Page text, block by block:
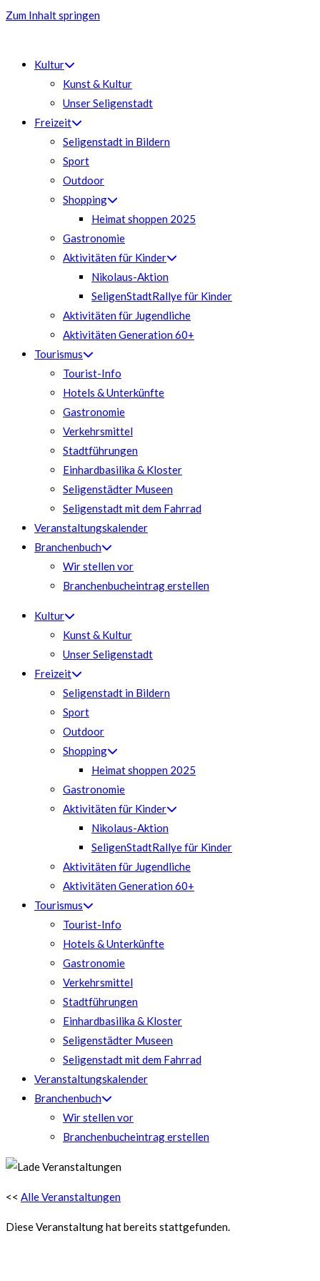
Zum Inhalt springen
Kultur
Kunst & Kultur
Unser Seligenstadt
Freizeit
Seligenstadt in Bildern
Sport
Outdoor
Shopping
Heimat shoppen 2025
Gastronomie
Aktivitäten für Kinder
Nikolaus-Aktion
SeligenStadtRallye für Kinder
Aktivitäten für Jugendliche
Aktivitäten Generation 60+
Tourismus
Tourist-Info
Hotels & Unterkünfte
Gastronomie
Verkehrsmittel
Stadtführungen
Einhardbasilika & Kloster
Seligenstädter Museen
Seligenstadt mit dem Fahrrad
Veranstaltungskalender
Branchenbuch
Wir stellen vor
Branchenbucheintrag erstellen
Kultur
Kunst & Kultur
Unser Seligenstadt
Freizeit
Seligenstadt in Bildern
Sport
Outdoor
Shopping
Heimat shoppen 2025
Gastronomie
Aktivitäten für Kinder
Nikolaus-Aktion
SeligenStadtRallye für Kinder
Aktivitäten für Jugendliche
Aktivitäten Generation 60+
Tourismus
Tourist-Info
Hotels & Unterkünfte
Gastronomie
Verkehrsmittel
Stadtführungen
Einhardbasilika & Kloster
Seligenstädter Museen
Seligenstadt mit dem Fahrrad
Veranstaltungskalender
Branchenbuch
Wir stellen vor
Branchenbucheintrag erstellen
<< Alle Veranstaltungen
Diese Veranstaltung hat bereits stattgefunden.